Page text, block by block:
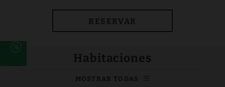
Habitaciones
MOSTRAR TODAS
RESERVAR
HOTEL SPA ODEÓN